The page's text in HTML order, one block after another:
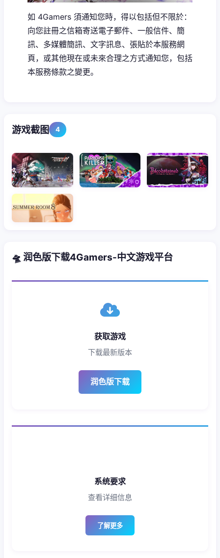
如 4Gamers 須通知您時，得以包括但不限於：
向您註冊之信箱寄送電子郵件、一般信件、簡
訊、多媒體簡訊、文字訊息、張貼於本服務網
頁，或其他現在或未來合理之方式通知您，包括
本服務條款之變更。
游戏截图 4
🛸 润色版下载4Gamers-中文游戏平台
获取游戏
下载最新版本
润色版下载
系统要求
查看详细信息
了解更多